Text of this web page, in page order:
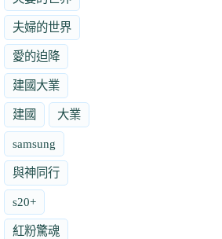
夫婦的世界
愛的迫降
建國大業
建國 大業
samsung
與神同行
s20+
紅粉驚魂